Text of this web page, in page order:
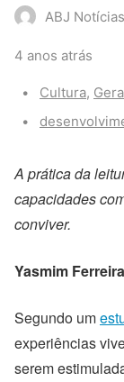
ABJ Notícias
4 anos atrás
Categories:
Cultura,
Tags:
A prática da
capacidades
conviver.
Yasmim Ferreira
Segundo um
experiências
serem